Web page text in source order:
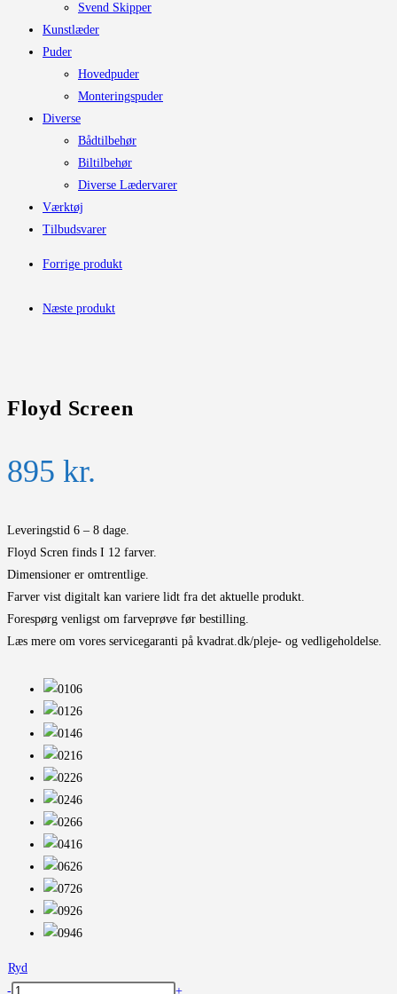
Svend Skipper
Kunstlæder
Puder
Hovedpuder
Monteringspuder
Diverse
Bådtilbehør
Biltilbehør
Diverse Lædervarer
Værktøj
Tilbudsvarer
Forrige produkt
Næste produkt
Floyd Screen
895 kr.
Leveringstid 6 – 8 dage.
Floyd Scren finds I 12 farver.
Dimensioner er omtrentlige.
Farver vist digitalt kan variere lidt fra det aktuelle produkt.
Forespørg venligst om farveprøve før bestilling.
Læs mere om vores servicegaranti på kvadrat.dk/pleje- og vedligeholdelse.
Ryd
Floyd
-
+